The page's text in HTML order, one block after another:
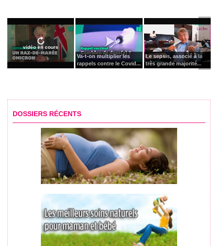
vidéo en cours
Va-t-on multiplier les
rappels contre le Covid...
Le sepsis, associé à la
très grande majorité...
DOSSIERS RÉCENTS